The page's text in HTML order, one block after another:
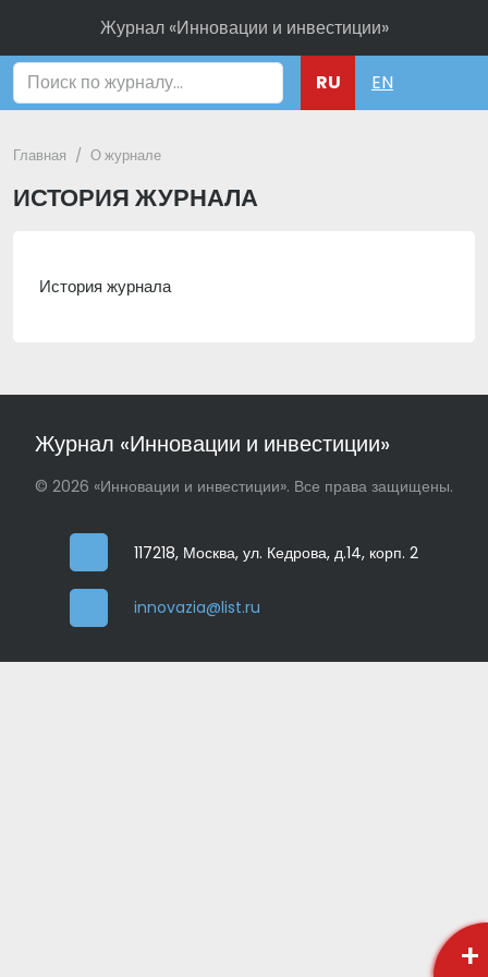
Журнал «Инновации и инвестиции»
RU EN
Главная О журнале
ИСТОРИЯ ЖУРНАЛА
История журнала
Журнал «Инновации и инвестиции»
© 2026 «Инновации и инвестиции». Все права защищены.
117218, Москва, ул. Кедрова, д.14, корп. 2
innovazia@list.ru
+